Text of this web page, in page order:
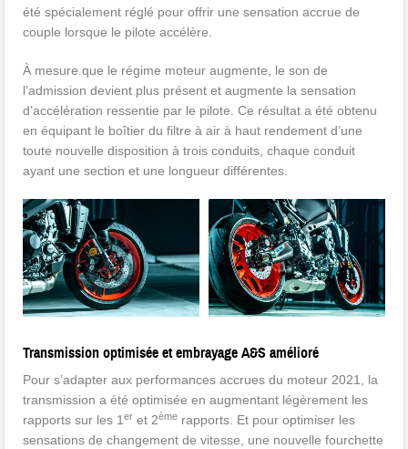
été spécialement réglé pour offrir une sensation accrue de
couple lorsque le pilote accélère.
À mesure que le régime moteur augmente, le son de
l’admission devient plus présent et augmente la sensation
d’accélération ressentie par le pilote. Ce résultat a été obtenu
en équipant le boîtier du filtre à air à haut rendement d’une
toute nouvelle disposition à trois conduits, chaque conduit
ayant une section et une longueur différentes.
Transmission optimisée et embrayage A&S amélioré
Pour s’adapter aux performances accrues du moteur 2021, la
transmission a été optimisée en augmentant légèrement les
rapports sur les 1er et 2ème rapports. Et pour optimiser les
sensations de changement de vitesse, une nouvelle fourchette